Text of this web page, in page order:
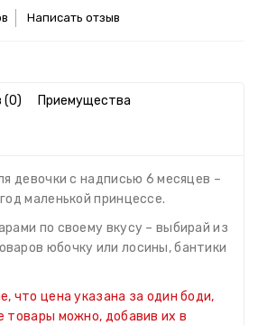
Написать отзыв
(0) Приемущества
девочки с надписью 6 месяцев –
маленькой принцессе.
по своему вкусу – выбирай из
юбочку или лосины, бантики
что цена указана за один боди,
товары можно, добавив их в